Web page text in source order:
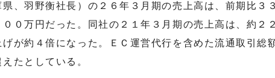
、羽野衡社長）の２６年３月期の売上高は、前期比３
００万円だった。同社の２１年３月期の売上高は、約２２
が約４倍になった。ＥＣ運営代行を含めた流通取引総
たとしている。